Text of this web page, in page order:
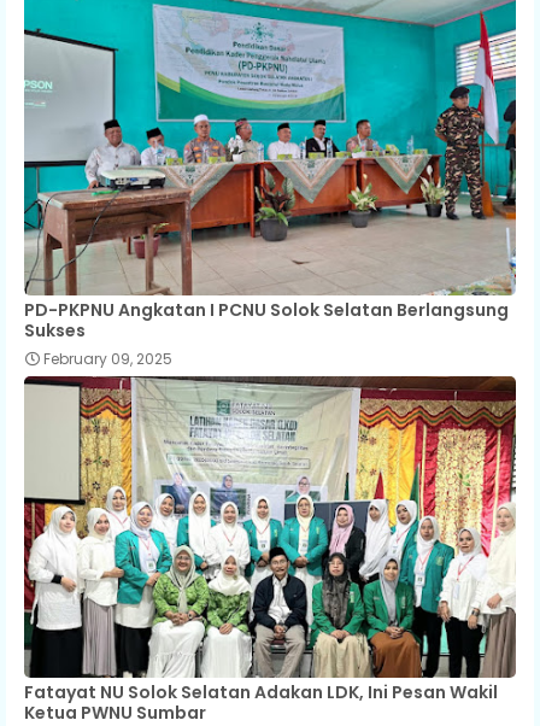
PD-PKPNU Angkatan I PCNU Solok Selatan Berlangsung
Sukses
February 09, 2025
Fatayat NU Solok Selatan Adakan LDK, Ini Pesan Wakil
Ketua PWNU Sumbar